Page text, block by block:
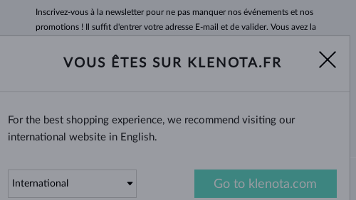
Inscrivez-vous àla newsletter pour ne pas manquer nos événements et nos
promotions ! Il suffit d'entrer votre adresse E-mail et de valider. Vous avez la
impatience.
Oui, je veux recevoir desnouvelles intéressantes par e-mail.
VOUS ÊTES SUR KLENOTA.FR
For the best shopping experience, we recommend visiting our
international website in English.
Go to klenota.com